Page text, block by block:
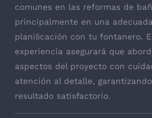
comunes en las reformas de
principalmente en una adecuada
planiﬁcación con tu fontanero.
experiencia asegurará que
aspectos del proyecto con
atención al detalle,
resultado satisfactorio.